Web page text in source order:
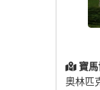
寶
奧林匹